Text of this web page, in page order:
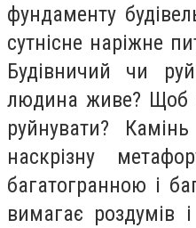
фундаменту
сутнісне наріжне
Будівничий чи
людина живе? Щоб
руйнувати?
наскрізну
багатогранною і
вимагає роздумів